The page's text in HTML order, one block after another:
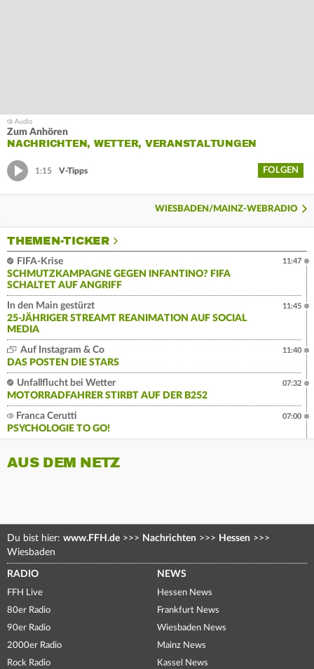
Zum Anhören
NACHRICHTEN, WETTER, VERANSTALTUNGEN
1:15 V-Tipps FOLGEN
WIESBADEN/MAINZ-WEBRADIO
THEMEN-TICKER
FIFA-Krise
SCHMUTZKAMPAGNE GEGEN INFANTINO? FIFA
SCHALTET AUF ANGRIFF
11:47
In den Main gestürzt
25-JÄHRIGER STREAMT REANIMATION AUF SOCIAL
MEDIA
11:45
Auf Instagram & Co
DAS POSTEN DIE STARS
11:40
Unfallflucht bei Wetter
MOTORRADFAHRER STIRBT AUF DER B252
07:32
Franca Cerutti
PSYCHOLOGIE TO GO!
07:00
AUS DEM NETZ
Du bist hier: www.FFH.de >>> Nachrichten >>> Hessen >>>
Wiesbaden
RADIO
FFH Live
80er Radio
90er Radio
2000er Radio
Rock Radio
NEWS
Hessen News
Frankfurt News
Wiesbaden News
Mainz News
Kassel News